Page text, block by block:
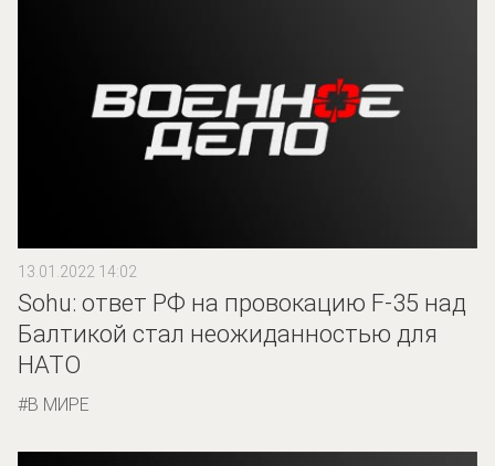
13.01.2022 14:02
Sohu: ответ РФ на провокацию F-35 над
Балтикой стал неожиданностью для
НАТО
В МИРЕ